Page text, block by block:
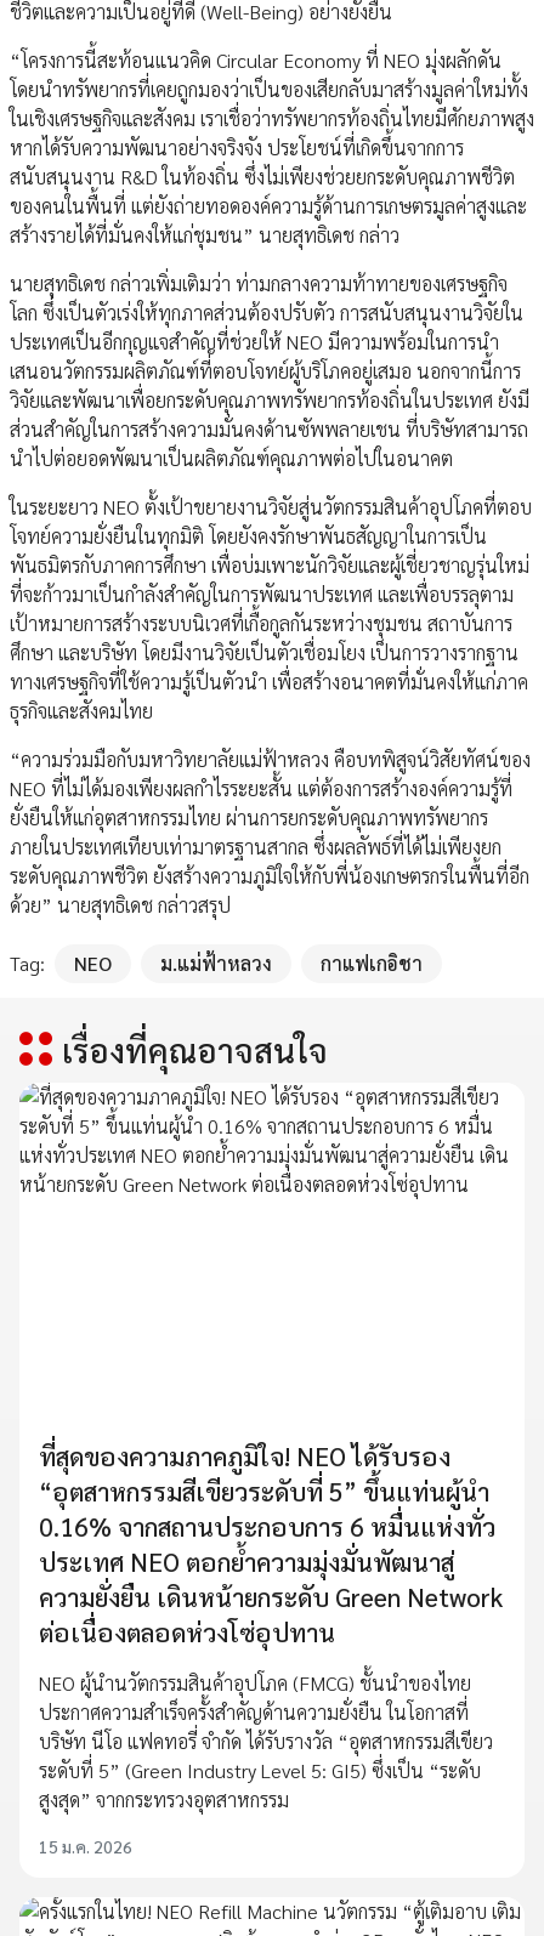
ชีวิตและความเป็นอยู่ที่ดี (Well-Being) อย่างยั่งยืน
“โครงการนี้สะท้อนแนวคิด Circular Economy ที่ NEO มุ่งผลักดัน
โดยนำทรัพยากรที่เคยถูกมองว่าเป็นของเสียกลับมาสร้างมูลค่าใหม่ทั้ง
ในเชิงเศรษฐกิจและสังคม เราเชื่อว่าทรัพยากรท้องถิ่นไทยมีศักยภาพสูง
หากได้รับความพัฒนาอย่างจริงจัง ประโยชน์ที่เกิดขึ้นจากการ
สนับสนุนงาน R&D ในท้องถิ่น ซึ่งไม่เพียงช่วยยกระดับคุณภาพชีวิต
ของคนในพื้นที่ แต่ยังถ่ายทอดองค์ความรู้ด้านการเกษตรมูลค่าสูงและ
สร้างรายได้ที่มั่นคงให้แก่ชุมชน” นายสุทธิเดช กล่าว
นายสุทธิเดช กล่าวเพิ่มเติมว่า ท่ามกลางความท้าทายของเศรษฐกิจ
โลก ซึ่งเป็นตัวเร่งให้ทุกภาคส่วนต้องปรับตัว การสนับสนุนงานวิจัยใน
ประเทศเป็นอีกกุญแจสำคัญที่ช่วยให้ NEO มีความพร้อมในการนำ
เสนอนวัตกรรมผลิตภัณฑ์ที่ตอบโจทย์ผู้บริโภคอยู่เสมอ นอกจากนี้การ
วิจัยและพัฒนาเพื่อยกระดับคุณภาพทรัพยากรท้องถิ่นในประเทศ ยังมี
ส่วนสำคัญในการสร้างความมั่นคงด้านซัพพลายเชน ที่บริษัทสามารถ
นำไปต่อยอดพัฒนาเป็นผลิตภัณฑ์คุณภาพต่อไปในอนาคต
ในระยะยาว NEO ตั้งเป้าขยายงานวิจัยสู่นวัตกรรมสินค้าอุปโภคที่ตอบ
โจทย์ความยั่งยืนในทุกมิติ โดยยังคงรักษาพันธสัญญาในการเป็น
พันธมิตรกับภาคการศึกษา เพื่อบ่มเพาะนักวิจัยและผู้เชี่ยวชาญรุ่นใหม่
ที่จะก้าวมาเป็นกำลังสำคัญในการพัฒนาประเทศ และเพื่อบรรลุตาม
เป้าหมายการสร้างระบบนิเวศที่เกื้อกูลกันระหว่างชุมชน สถาบันการ
ศึกษา และบริษัท โดยมีงานวิจัยเป็นตัวเชื่อมโยง เป็นการวางรากฐาน
ทางเศรษฐกิจที่ใช้ความรู้เป็นตัวนำ เพื่อสร้างอนาคตที่มั่นคงให้แก่ภาค
ธุรกิจและสังคมไทย
“ความร่วมมือกับมหาวิทยาลัยแม่ฟ้าหลวง คือบทพิสูจน์วิสัยทัศน์ของ
NEO ที่ไม่ได้มองเพียงผลกำไรระยะสั้น แต่ต้องการสร้างองค์ความรู้ที่
ยั่งยืนให้แก่อุตสาหกรรมไทย ผ่านการยกระดับคุณภาพทรัพยากร
ภายในประเทศเทียบเท่ามาตรฐานสากล ซึ่งผลลัพธ์ที่ได้ไม่เพียงยก
ระดับคุณภาพชีวิต ยังสร้างความภูมิใจให้กับพี่น้องเกษตรกรในพื้นที่อีก
ด้วย” นายสุทธิเดช กล่าวสรุป
Tag: NEO ม.แม่ฟ้าหลวง กาแฟเกอิชา
เรื่องที่คุณอาจสนใจ
ที่สุดของความภาคภูมิใจ! NEO ได้รับรอง
“อุตสาหกรรมสีเขียวระดับที่ 5” ขึ้นแท่นผู้นำ
0.16% จากสถานประกอบการ 6 หมื่นแห่งทั่ว
ประเทศ NEO ตอกย้ำความมุ่งมั่นพัฒนาสู่
ความยั่งยืน เดินหน้ายกระดับ Green Network
ต่อเนื่องตลอดห่วงโซ่อุปทาน
NEO ผู้นำนวัตกรรมสินค้าอุปโภค (FMCG) ชั้นนำของไทย
ประกาศความสำเร็จครั้งสำคัญด้านความยั่งยืน ในโอกาสที่
บริษัท นีโอ แฟคทอรี่ จำกัด ได้รับรางวัล “อุตสาหกรรมสีเขียว
ระดับที่ 5” (Green Industry Level 5: GI5) ซึ่งเป็น “ระดับ
สูงสุด” จากกระทรวงอุตสาหกรรม
15 ม.ค. 2026